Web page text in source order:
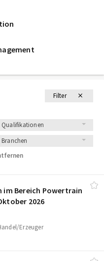
Filter
Qualifikationen
Branchen
Bereich Powertrain
2026
Erzeuger